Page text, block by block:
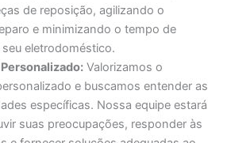
de reposição, agilizando o
e minimizando o tempo de
eletrodoméstico.
Valorizamos o
e buscamos entender as
específicas. Nossa equipe estará
suas preocupações, responder às